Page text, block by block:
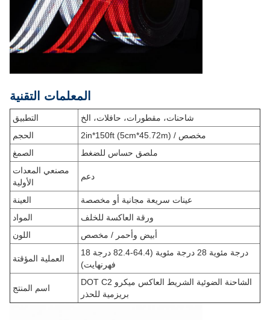
المعلمات التقنية
التطبيق
شاحنات، مقطورات، حافلات، الخ
الحجم
2in*150ft (5cm*45.72m) / مخصص
الصمغ
ملصق حساس للضغط
مصنعي المعدات
الأولية
دعم
العينة
عينات سريعة مجانية أو مخصصة
المواد
ورقة العاكسة للخلف
اللون
أبيض وأحمر / مخصص
العملية المؤقتة
18 درجة مئوية 28 درجة مئوية (64.4-82.4 درجة
فهرنهايت)
اسم المنتج
DOT C2 الشاحنة الضوئية الشريط العاكس ميكرو
بريزمية للحذر